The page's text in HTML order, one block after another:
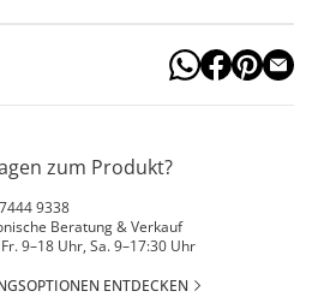
zum Produkt?
9338
Beratung & Verkauf
9–18 Uhr, Sa. 9–17:30 Uhr
ENTDECKEN